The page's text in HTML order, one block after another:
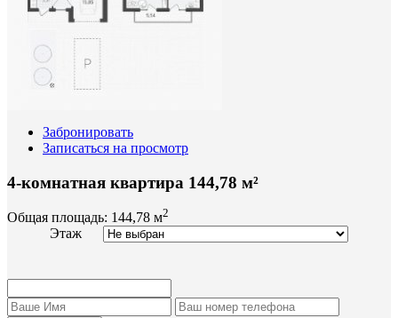
Забронировать
Записаться на просмотр
4-комнатная квартира 144,78 м²
Общая площадь: 144,78 м2
Этаж